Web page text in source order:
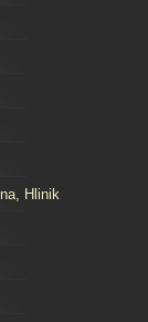
Hlinik